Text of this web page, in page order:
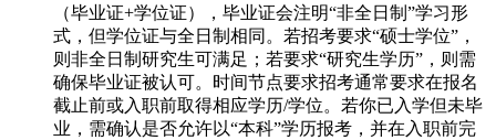
（毕业证+学位证），毕业证会注明“非全日制”学习形
式，但学位证与全日制相同。若招考要求“硕士学位”，
则非全日制研究生可满足；若要求“研究生学历”，则需
确保毕业证被认可。时间节点要求招考通常要求在报名
截止前或入职前取得相应学历/学位。若你已入学但未毕
业，需确认是否允许以“本科”学历报考，并在入职前完